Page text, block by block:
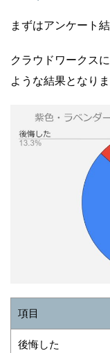
まずはアンケート
クラウドワークス
ような結果となりま
項目
後悔した